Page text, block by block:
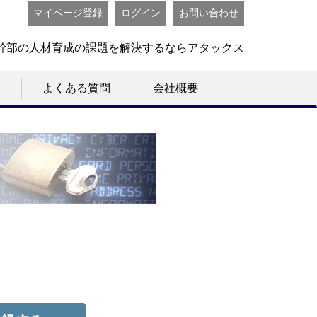
マイページ登録 ログイン お問い合わせ
部の人材育成の課題を解決するならアタックス
よくある質問 会社概要